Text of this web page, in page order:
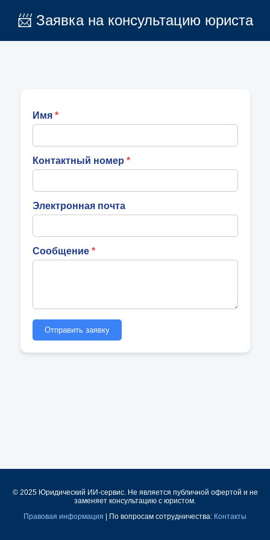
📨 Заявка на консультацию юриста
Имя
Контактный номер
Электронная почта
Сообщение
Отправить заявку
© 2025 Юридический ИИ-сервис. Не является публичной офертой и не
заменяет консультацию с юристом.
Правовая информация | По вопросам сотрудничества: Контакты